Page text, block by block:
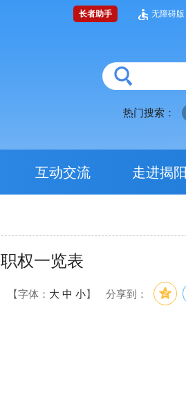
长者助手 无障碍版
热门搜索：
互动交流 走进揭阳
权一览表
【字体： 大 中 小】 分享到：